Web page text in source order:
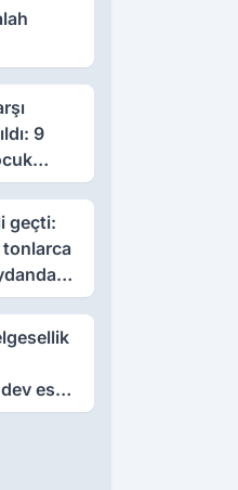
9
yoğun
geçti:
eseri